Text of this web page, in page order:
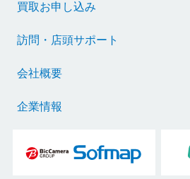
買取お申し込み
訪問・店頭サポート
会社概要
企業情報